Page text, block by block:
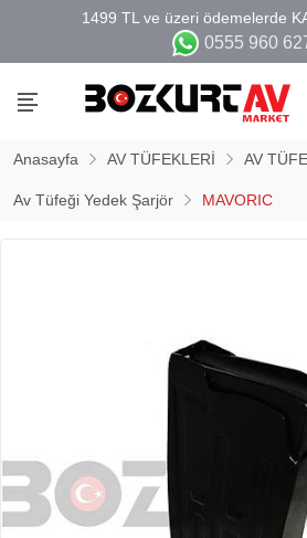
0555 960
Anasayfa AV TÜFEKLERİ AV
Av Tüfeği Yedek Şarjör MAVORIC